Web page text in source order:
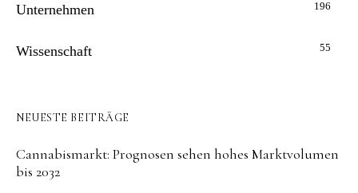
Unternehmen 196
Wissenschaft 55
NEUESTE BEITRÄGE
Cannabismarkt: Prognosen sehen hohes Marktvolumen
bis 2032